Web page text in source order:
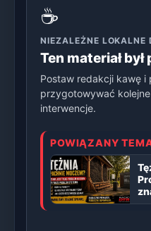
☕
NIEZALEŻNE LOKALNE
Ten materiał
Postaw redakcji kawę i
przygotowywać
interwencje.
POWIĄZANY